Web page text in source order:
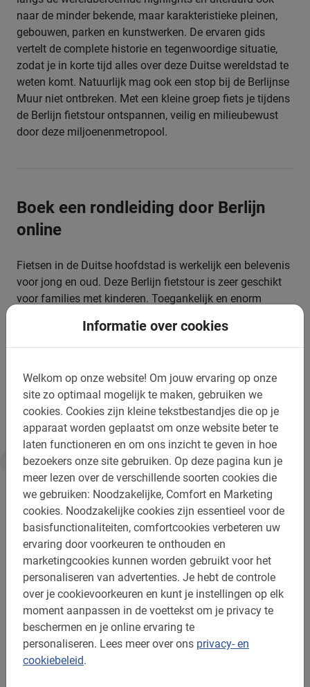
Informatie over cookies
Welkom op onze website! Om jouw ervaring op onze
site zo optimaal mogelijk te maken, gebruiken we
cookies. Cookies zijn kleine tekstbestandjes die op je
apparaat worden geplaatst om onze website beter te
laten functioneren en om ons inzicht te geven in hoe
bezoekers onze site gebruiken. Op deze pagina kun je
meer lezen over de verschillende soorten cookies die
we gebruiken: Noodzakelijke, Comfort en Marketing
cookies. Noodzakelijke cookies zijn essentieel voor de
basisfunctionaliteiten, comfortcookies verbeteren uw
ervaring door voorkeuren te onthouden en
marketingcookies kunnen worden gebruikt voor het
personaliseren van advertenties. Je hebt de controle
over je cookievoorkeuren en kunt je instellingen op elk
moment aanpassen in de voettekst om je privacy te
beschermen en je online ervaring te
personaliseren. Lees meer over ons privacy- en
cookiebeleid.
naar de minder bekende, maar karakteristieke pleinen,
gebouwen, parken en kunstwerken. De ervaren gids
vertelt de complete historie en tegenwoordige situatie,
zodat je in korte tijd alles over deze Duitse wereldstad te
weten komt. Natuurlijk mag ook een stop bij de Berlijnse
Muur niet ontbreken. Met een kleine groep fiets je tijdens
de Berlijn fietstour ontspannen, veilig en milieubewust
door deze miljoenenmetropool.
Boek een rondleiding door Berlijn
online
Fietsen in de Duitse hoofdstad is werkelijk een belevenis
voor jong en oud. Deze Berlijn fietstour is zeer geschikt
voor families met kinderen. Toegankelijk en enorm
Ben jij enthousiast geraakt over onze tour in Berlijn?
Boeken doe je heel eenvoudig en veilig online.
Je stedentrip begint pas echt met een Berlijn Fietstour
met gids van Baja Bikes!
Informatie
Belangrijk om te weten:
Reserveren is verplicht
De betaling is vooraf via de website
Gratis wijzigen of annuleren tot 24u vooraf
Afstand: ca. 9 km
Toegankelijk voor alle fietsers